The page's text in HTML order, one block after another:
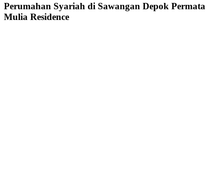
Perumahan Syariah di Sawangan Depok Permata
Mulia Residence